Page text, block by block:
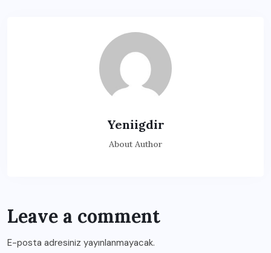
Yeniigdir
About Author
Leave a comment
E-posta adresiniz yayınlanmayacak.